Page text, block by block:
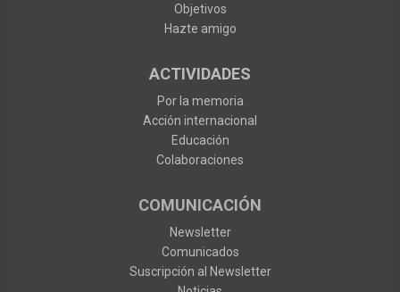
Objetivos
Hazte amigo
ACTIVIDADES
Por la memoria
Acción internacional
Educación
Colaboraciones
COMUNICACIÓN
Newsletter
Comunicados
Suscripción al Newsletter